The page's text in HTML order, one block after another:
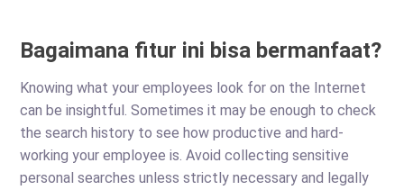
Bagaimana fitur ini bisa bermanfaat?
Knowing what your employees look for on the Internet
can be insightful. Sometimes it may be enough to check
the search history to see how productive and hard-
working your employee is. Avoid collecting sensitive
personal searches unless strictly necessary and legally